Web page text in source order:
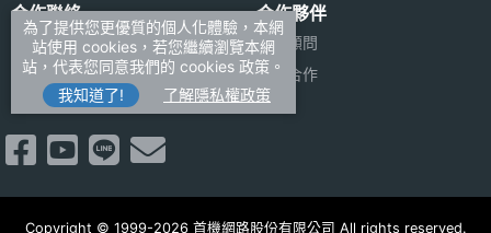
合作聯絡
廣告刊登
加入商店報價
新聞聯絡
合作夥伴
法律顧問
媒體合作
Copyright © 1999-2026 首機網路股份有限公司 All rights reserved.
為了提供您更優質的個人化體驗，本網
站使用 cookies，若您繼續瀏覽本網
站，代表您同意我們的 cookies 政策。
我知道了!
了解隱私權政策